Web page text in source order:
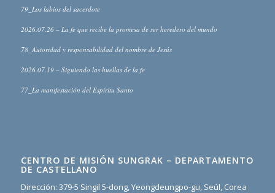
79_Los labios del sacerdote
2026.07.26 – La fe que recibe la promesa de ser heredero del mundo
78_Autoridad y responsabilidad del nombre de Jesús
2026.07.19 – Siguiendo las huellas de la fe
77_La manifestación del Espíritu Santo
CENTRO DE MISIÓN SUNGRAK – DEPARTAMENTO
DE CASTELLANO
Dirección: 379-5 Singil 5-dong, Yeongdeungpo-gu, Seúl, Corea